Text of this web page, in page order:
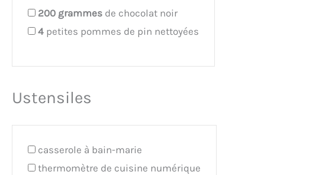
200 grammes de chocolat noir
4 petites pommes de pin nettoyées
Ustensiles
casserole à bain-marie
thermomètre de cuisine numérique